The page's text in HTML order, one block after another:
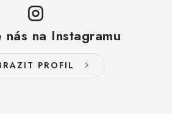
nás na Instagramu
PROFIL